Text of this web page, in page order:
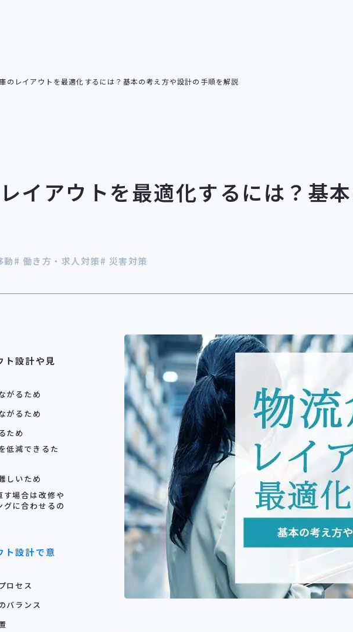
対応施設一覧
のレイアウトを最適化するには？基本の考え方や設計の手順を解説
イアウトを最適化するには？基
動# 働き方・求人対策# 災害対策
ト設計や見
がるため
がるため
ため
低減できるた
しいため
す場合は改修や
に合わせるの
ト設計で意
ロセス
バランス